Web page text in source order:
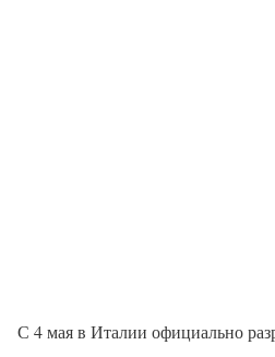
С 4 мая в Италии официально